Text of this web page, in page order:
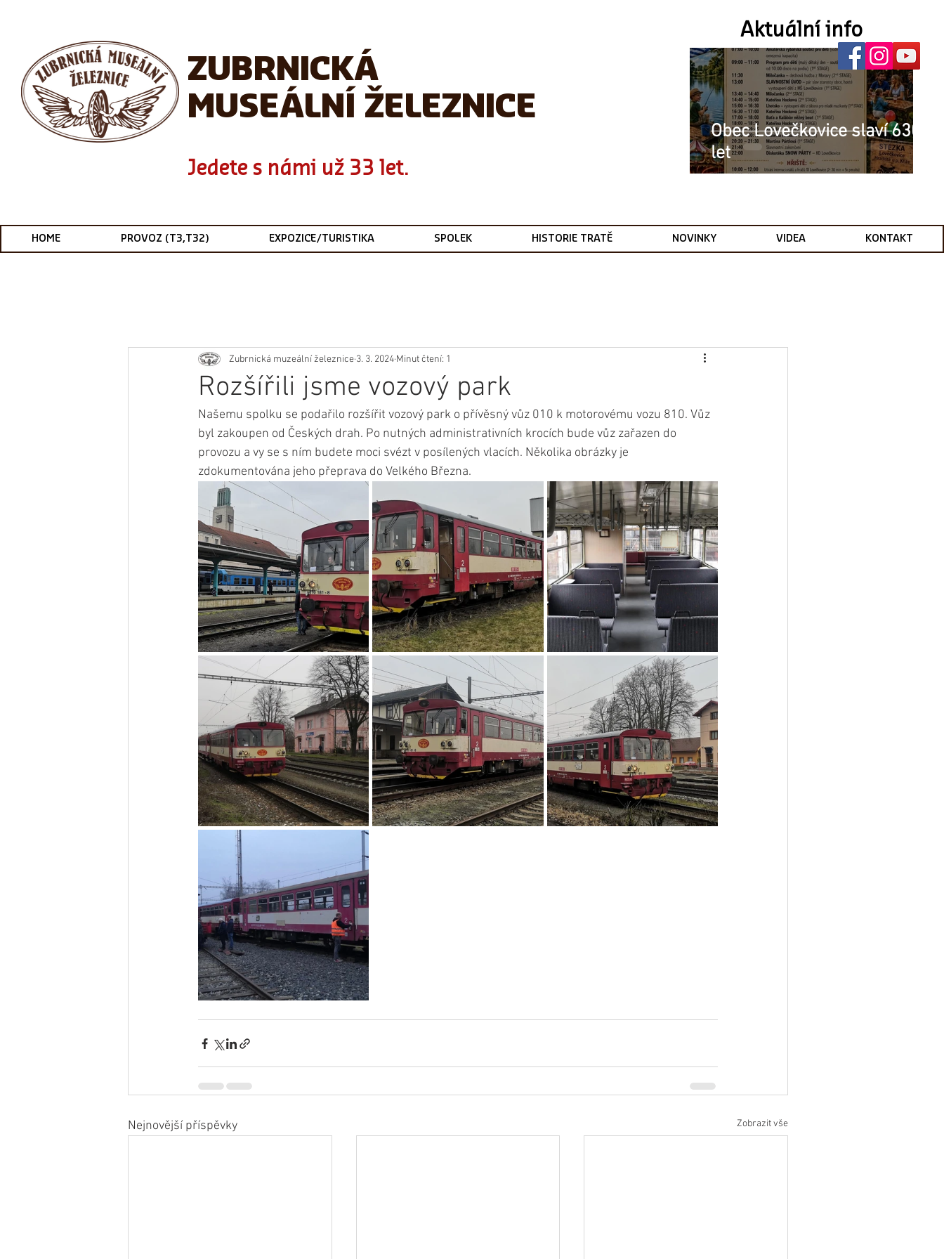
ZUBRNICKÁ
MUSEÁLNÍ ŽELEZNICE
Jedete s námi už 33 let.
Aktuální info
Obec Lovečkovice slaví 630
let
HOME PROVOZ (T3,T32) EXPOZICE/TURISTIKA SPOLEK HISTORIE TRATĚ NOVINKY VIDEA KONTAKT
Rozšířili jsme vozový park
Zubrnická muzeální železnice 3. 3. 2024 Minut čtení: 1
Našemu spolku se podařilo rozšířit vozový park o přívěsný vůz 010 k motorovému vozu 810. Vůz
byl zakoupen od Českých drah. Po nutných administrativních krocích bude vůz zařazen do
provozu a vy se s ním budete moci svézt v posílených vlacích. Několika obrázky je
zdokumentována jeho přeprava do Velkého Března.
Nejnovější příspěvky Zobrazit vše